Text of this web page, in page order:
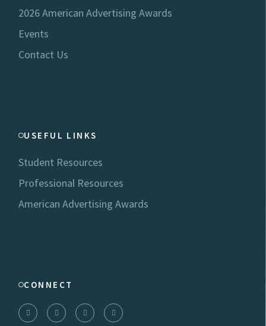
2026 American Advertising Awards
Events
Contact Us
USEFUL LINKS
Student Resources
Professional Resources
American Advertising Awards
CONNECT